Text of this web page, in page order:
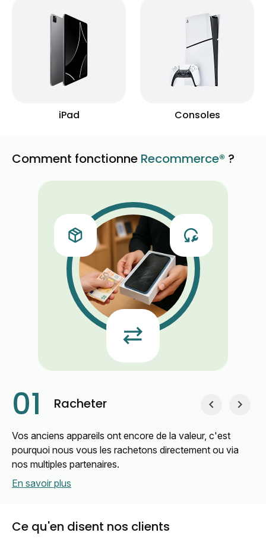
iPad Consoles
Comment fonctionne Recommerce® ?
01 Racheter
Vos anciens appareils ont encore de la valeur, c'est
pourquoi nous vous les rachetons directement ou via
nos multiples partenaires.
En savoir plus
02
03
Ce qu'en disent nos clients